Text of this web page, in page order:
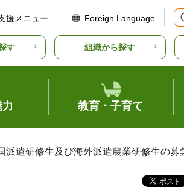
援メニュー Foreign Language
す 組織から探す
教育・子育て
派遣研修生及び海外派遣農業研修生の募